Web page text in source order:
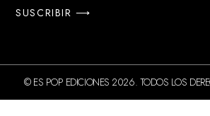
SUSCRIBIR ⟶
© ES POP EDICIONES 2026. TODOS LOS